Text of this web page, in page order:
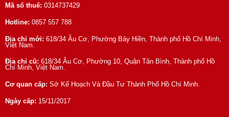
Mã số thuế: 0314737429
Hotline: 0857 557 788
Địa chỉ mới: 618/34 Âu Cơ, Phường Bảy Hiền, Thành phố Hồ Chí Minh,
Việt Nam.
Địa chỉ cũ: 618/34 Âu Cơ, Phường 10, Quận Tân Bình, Thành phố Hồ
Chí Minh, Việt Nam.
Cơ quan cấp: Sở Kế Hoạch Và Đầu Tư Thành Phố Hồ Chí Minh.
Ngày cấp: 15/11/2017